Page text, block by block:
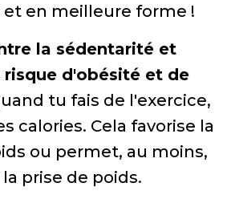
en meilleure forme !
la sédentarité et
risque d'obésité et de
tu fais de l'exercice,
calories. Cela favorise la
ou permet, au moins,
prise de poids.